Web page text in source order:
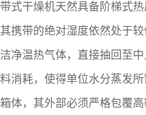
干燥机天然具备阶梯式
携带的绝对湿度依然处于较
温热气体，直接抽回至
耗，使得单位水分蒸发所
体，其外部必须严格包覆